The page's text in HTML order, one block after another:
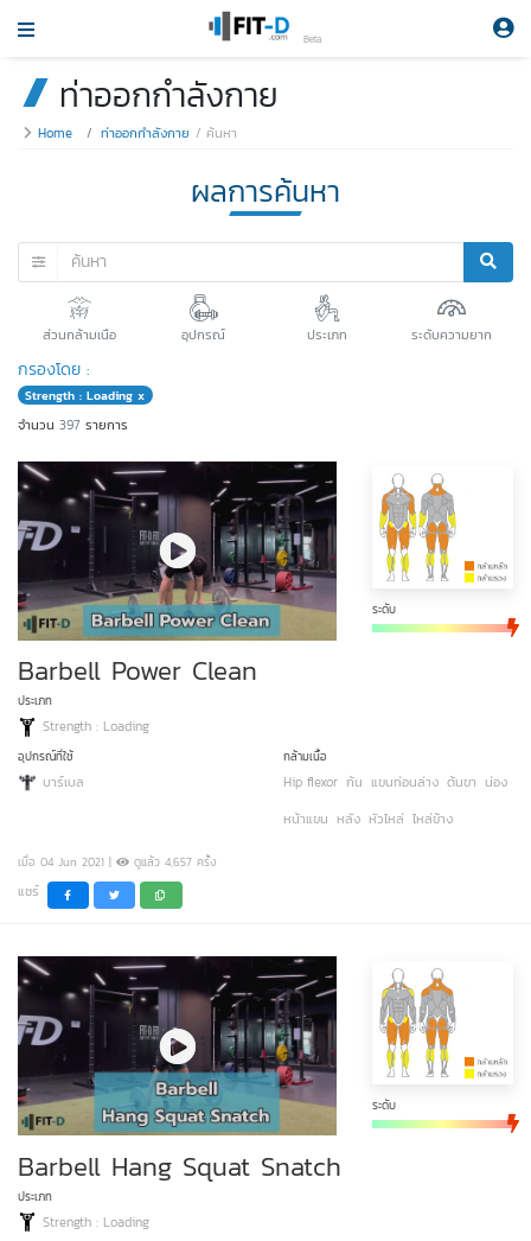
Beta
ท่าออกกำลังกาย
Home ท่าออกกำลังกาย ค้นหา
ผลการค้นหา
ส่วนกล้ามเนือ อุปกรณ์ ประเภท ระดับความยาก
กรองโดย :
Strength : Loading x
จำนวน 397 รายการ
ระดับ
Barbell Power Clean
ประเภท
Strength : Loading
อุปกรณ์ที่ใช้
บาร์เบล
กล้ามเนื้อ
Hip flexor ก้น แขนท่อนล่าง ต้นขา น่อง
หน้าแขน หลัง หัวไหล่ ไหล่ข้าง
เมื่อ 04 Jun 2021 | ดูแล้ว 4,657 ครั้ง
แชร์
ระดับ
Barbell Hang Squat Snatch
ประเภท
Strength : Loading